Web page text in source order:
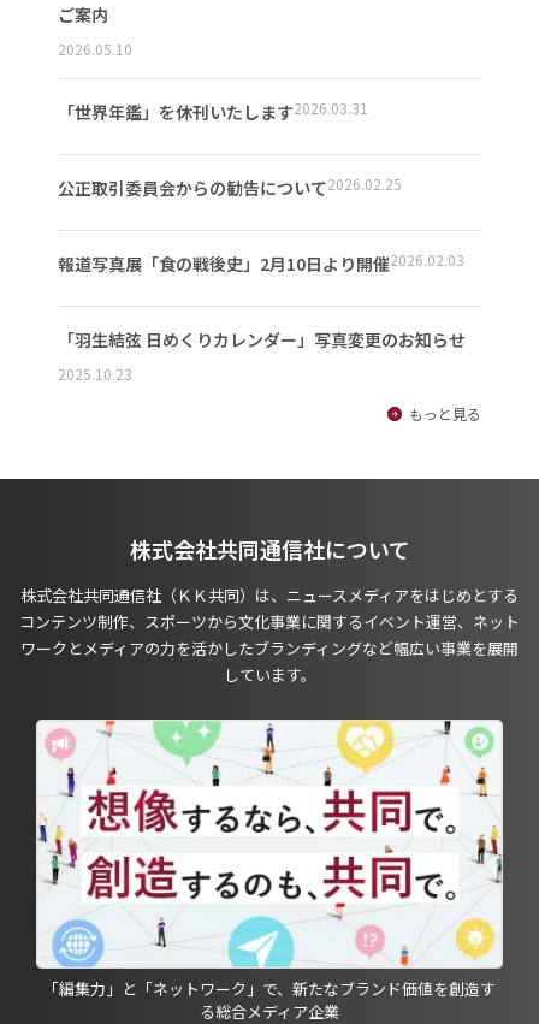
ご案内
2026.05.10
「世界年鑑」を休刊いたします2026.03.31
公正取引委員会からの勧告について2026.02.25
報道写真展「食の戦後史」2月10日より開催2026.02.03
「羽生結弦 日めくりカレンダー」写真変更のお知らせ
2025.10.23
もっと見る
株式会社共同通信社について
株式会社共同通信社（ＫＫ共同）は、ニュースメディアをはじめとする
コンテンツ制作、スポーツから文化事業に関するイベント運営、ネット
ワークとメディアの力を活かしたブランディングなど幅広い事業を展開
しています。
「編集力」と「ネットワーク」で、新たなブランド価値を創造す
る総合メディア企業